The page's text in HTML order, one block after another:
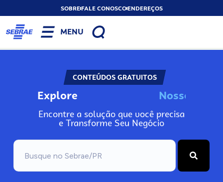
SOBREFALE CONOSCOENDEREÇOS
MENU
CONTEÚDOS GRATUITOS
Explore Nosso
Encontre a solução que você precisa
e Transforme Seu Negócio